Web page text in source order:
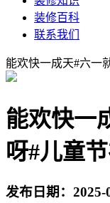
装修百科
联系我们
能欢快一成天#六一
能欢快一
呀#儿童
发布日期： 2025-